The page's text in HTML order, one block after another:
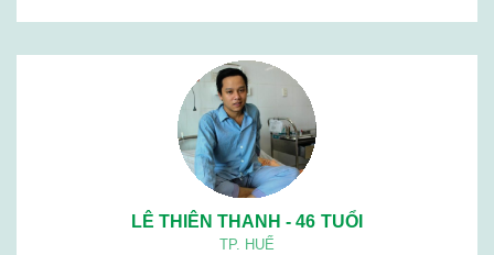
LÊ THIÊN THANH - 46 TUỔI
TP. HUẾ